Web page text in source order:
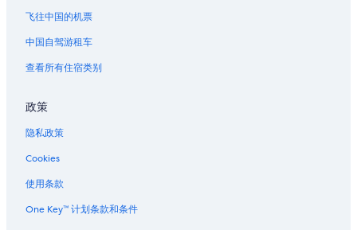
飞往中国的机票
中国自驾游租车
查看所有住宿类别
政策
隐私政策
Cookies
使用条款
One Key™ 计划条款和条件